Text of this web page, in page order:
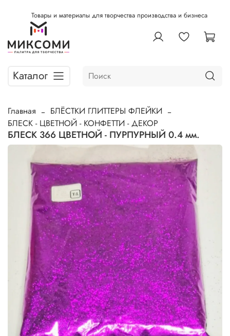
Товары и материалы для творчества производства и бизнеса
Каталог
Главная
БЛЁСТКИ ГЛИТТЕРЫ ФЛЕЙКИ
БЛЕСК - ЦВЕТНОЙ - КОНФЕТТИ - ДЕКОР
БЛЕСК 366 ЦВЕТНОЙ - ПУРПУРНЫЙ 0.4 мм.